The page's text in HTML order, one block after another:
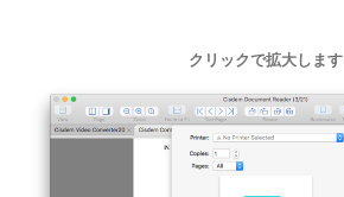
クリックで拡大します